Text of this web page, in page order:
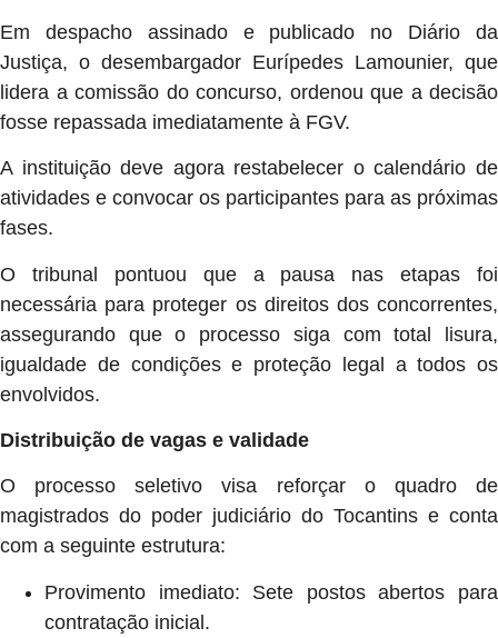
Em despacho assinado e publicado no Diário da
Justiça, o desembargador Eurípedes Lamounier, que
lidera a comissão do concurso, ordenou que a decisão
fosse repassada imediatamente à FGV.
A instituição deve agora restabelecer o calendário de
atividades e convocar os participantes para as próximas
fases.
O tribunal pontuou que a pausa nas etapas foi
necessária para proteger os direitos dos concorrentes,
assegurando que o processo siga com total lisura,
igualdade de condições e proteção legal a todos os
envolvidos.
Distribuição de vagas e validade
O processo seletivo visa reforçar o quadro de
magistrados do poder judiciário do Tocantins e conta
com a seguinte estrutura:
Provimento imediato: Sete postos abertos para
contratação inicial.